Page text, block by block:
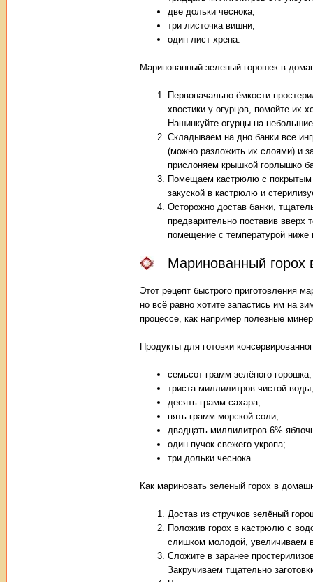
две дольки чеснока;
три листочка вишни;
один лист хрена.
Маринованный зеленый горошек в
Первоначально ёмкости
хвостики у огурцов, помойте их
Нашинкуйте огурцы на
Складываем на дно банки все
(можно разложить их слоями) и
прислоняем крышкой горлышко
Помещаем кастрюлю с покрытым
закуской в кастрюлю и
Осторожно достав банки,
предварительно поставив
помещение с температурой ниже
Маринованный горох
Этот рецепт быстрого приготовления
но всё равно хотите запастись им на
процессе, как например полезные
Продукты для готовки
семьсот грамм зелёного горошка;
триста миллилитров чистой воды;
десять грамм сахара;
пять грамм морской соли;
двадцать миллилитров 6%
один пучок свежего укропа;
три дольки чеснока.
Как мариновать зеленый горох в
Достав из стручков зелёный
Положив горох в кастрюлю с
слишком молодой, увеличиваем
Сложите в заранее
Закручиваем тщательно